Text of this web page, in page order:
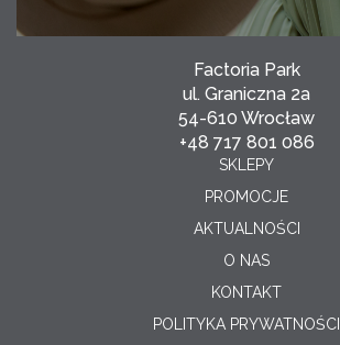
Factoria Park
ul. Graniczna 2a
54-610 Wrocław
+48 717 801 086
SKLEPY
PROMOCJE
AKTUALNOŚCI
O NAS
KONTAKT
POLITYKA PRYWATNOŚCI